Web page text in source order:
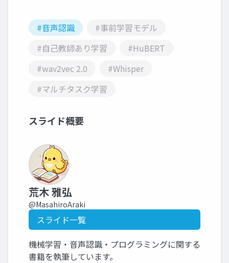
#音声認識
#事前学習モデル
#自己教師あり学習
#HuBERT
#wav2vec 2.0
#Whisper
#マルチタスク学習
スライド概要
荒木 雅弘
@MasahiroAraki
スライド一覧
機械学習・音声認識・プログラミングに関する
書籍を執筆しています。